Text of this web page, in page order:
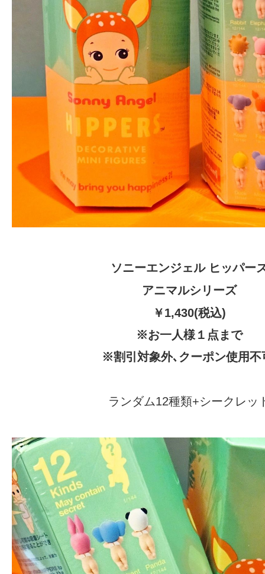
ソニーエンジェルヒッパー
アニマルシリーズ
￥1,430(税込)
※お一人様１点まで
※割引対象外､クーポン使用不
ランダム12種類+シークレッ